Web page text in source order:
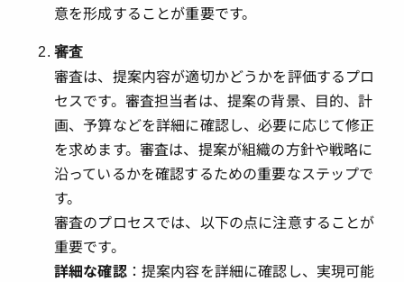
意を形成することが重要です。
審査
審査は、提案内容が適切かどうかを評価するプロ
セスです。審査担当者は、提案の背景、目的、計
画、予算などを詳細に確認し、必要に応じて修正
を求めます。審査は、提案が組織の方針や戦略に
沿っているかを確認するための重要なステップで
す。
審査のプロセスでは、以下の点に注意することが
重要です。
詳細な確認：提案内容を詳細に確認し、実現可能